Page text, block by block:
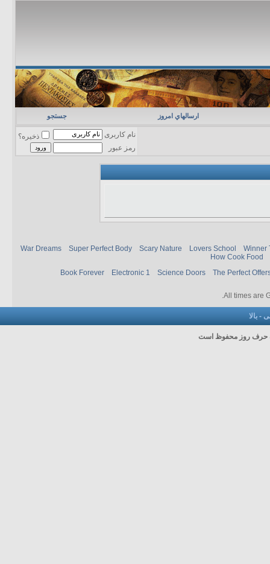
ارسالهاي امروز جستجو
نام کاربری
ذخیره؟
رمز عبور
War Dreams Super Perfect Body Scary Nature Lovers School
Winner
How Cook Food
Book Forever
Electronic 1 Science Doors The Perfect
All times are
- بالا